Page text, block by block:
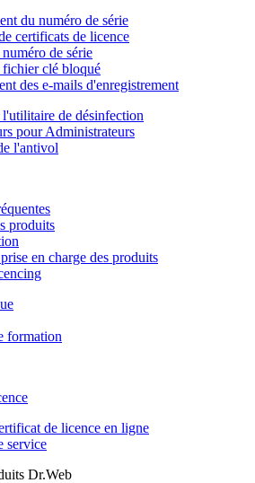
du numéro de série
certificats de licence
de série
fichier clé bloqué
des e-mails d'enregistrement
de désinfection
pour Administrateurs
l'antivol
produits
en charge des produits
formation
de licence en ligne
service
Dr.Web